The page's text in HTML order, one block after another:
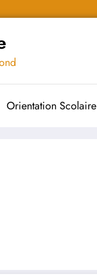
Orientation Scolaire